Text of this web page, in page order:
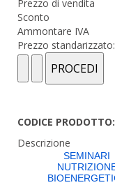
Prezzo di vendita
Sconto
Ammontare IVA
Prezzo standarizzato:
CODICE
Descrizione
SEMINARI